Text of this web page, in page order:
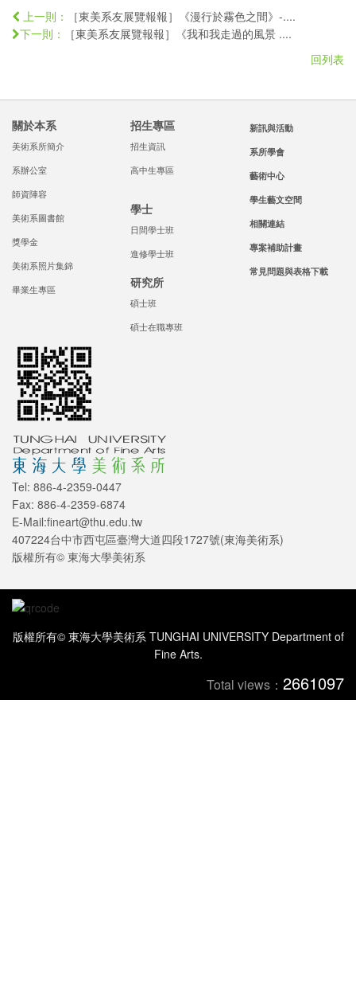
上一則： ［東美系友展覽報報］《漫行於霧色之間》-....
下一則：
［東美系友展覽報報］《我和我走過的風景 ....
回列表
關於本系
美術系所簡介
系辦公室
師資陣容
美術系圖書館
獎學金
美術系照片集錦
畢業生專區
招生專區
招生資訊
高中生專區
學士
日間學士班
進修學士班
研究所
碩士班
碩士在職專班
新訊與活動
系所學會
藝術中心
學生藝文空間
相關連結
專案補助計畫
常見問題與表格下載
Tel: 886-4-2359-0447
Fax: 886-4-2359-6874
E-Mail:fineart@thu.edu.tw
407224台中市西屯區臺灣大道四段1727號(東海美術系)
版權所有© 東海大學美術系
版權所有© 東海大學美術系 TUNGHAI UNIVERSITY Department of
Fine Arts.
Total views： 2661097